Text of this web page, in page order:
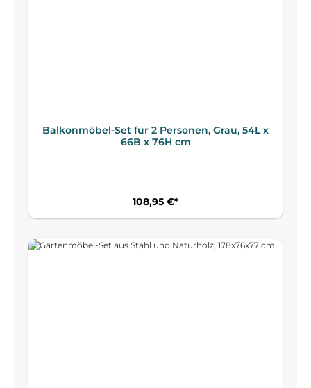
Balkonmöbel-Set für 2 Personen, Grau, 54L x
66B x 76H cm
108,95 €*